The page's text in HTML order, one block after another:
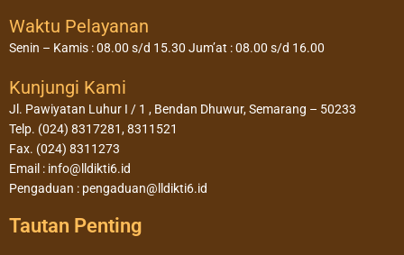
Waktu Pelayanan
Senin – Kamis : 08.00 s/d 15.30 Jum’at : 08.00 s/d 16.00
Kunjungi Kami
Jl. Pawiyatan Luhur I / 1 , Bendan Dhuwur, Semarang – 50233
Telp. (024) 8317281, 8311521
Fax. (024) 8311273
Email : info@lldikti6.id
Pengaduan : pengaduan@lldikti6.id
Tautan Penting